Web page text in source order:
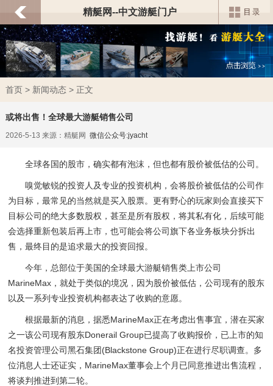
精艇网--中文游艇门户
首页> 新闻动态> 正文
或将出售！全球最大游艇销售公司
2026-5-13 来源：精艇网 微信公众号:jyacht
全球各国的股市，确实都有泡沫，但也都有股价被低估的公司。
嗅觉敏锐的投资人及专业的投资机构，会将股价被低估的公司作
为目标，最常见的当然就是买入股票。更有野心的玩家则会直接买下
目标公司的绝大多数股权，甚至是所有股权，将其私有化，后续可能
会选择重新包装后再上市，也可能会将公司旗下各业务板块分拆出
售，最终目的是追求最大的投资回报。
今年，总部位于美国的全球最大游艇销售类上市公司
MarineMax，就处于类似的境况，因为股价被低估，公司现有的股东
以及一系列专业投资机构都表达了收购的意愿。
根据最新的消息，据悉MarineMax正在考虑出售事宜，潜在买家
之一该公司现有股东Donerail Group已提高了收购报价，已上市的知
名投资管理公司黑石集团(Blackstone Group)正在进行尽职调查。多
位消息人士还证实，MarineMax董事会上个月已同意推进出售流程，
将谈判推进到第二轮。